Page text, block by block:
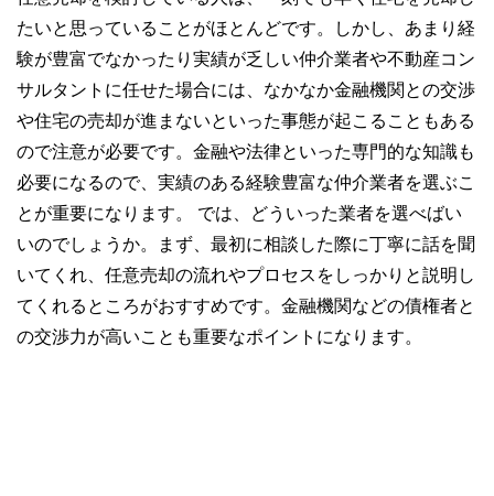
たいと思っていることがほとんどです。しかし、あまり経
験が豊富でなかったり実績が乏しい仲介業者や不動産コン
サルタントに任せた場合には、なかなか金融機関との交渉
や住宅の売却が進まないといった事態が起こることもある
ので注意が必要です。金融や法律といった専門的な知識も
必要になるので、実績のある経験豊富な仲介業者を選ぶこ
とが重要になります。 では、どういった業者を選べばい
いのでしょうか。まず、最初に相談した際に丁寧に話を聞
いてくれ、任意売却の流れやプロセスをしっかりと説明し
てくれるところがおすすめです。金融機関などの債権者と
の交渉力が高いことも重要なポイントになります。